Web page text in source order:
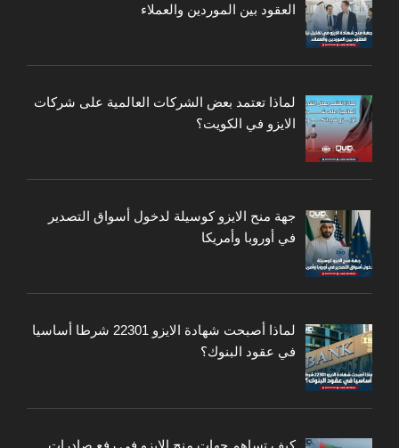
العقود بين الموردين والعملاء
لماذا تعتمد بعض الشركات العالمية على شركات
الايزو في الكويت؟
جهة منح الايزو كوسيلة لدخول أسواق التصدير
في أوروبا وأمريكا
لماذا أصبحت شهادة الايزو 22301 شرطا أساسيا
في عقود البنوك؟
كيف تساهم جهات منح الايزو في رفع صادرات